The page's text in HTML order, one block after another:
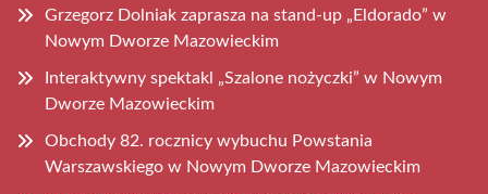
Grzegorz Dolniak zaprasza na stand-up „Eldorado” w
Nowym Dworze Mazowieckim
Interaktywny spektakl „Szalone nożyczki” w Nowym
Dworze Mazowieckim
Obchody 82. rocznicy wybuchu Powstania
Warszawskiego w Nowym Dworze Mazowieckim